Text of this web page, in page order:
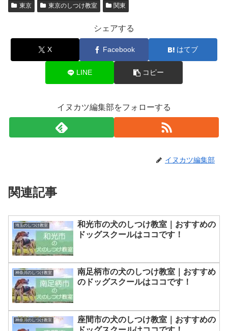
東京 東京のしつけ教室 関東
シェアする
X Facebook はてブ
LINE コピー
イヌカツ編集部をフォローする
イヌカツ編集部
関連記事
埼玉のしつけ教室
和光市の犬のしつけ教室｜おすすめの
ドッグスクールはココです！
神奈川のしつけ教室
南足柄市の犬のしつけ教室｜おすすめ
のドッグスクールはココです！
神奈川のしつけ教室
座間市の犬のしつけ教室｜おすすめの